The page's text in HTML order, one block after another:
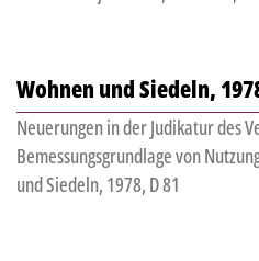
Wohnen und Siedeln,
Neuerungen in der Judikatur des
Bemessungsgrundlage von
und Siedeln, 1978, D 81